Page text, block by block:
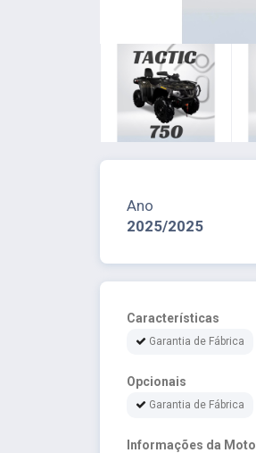
Ano
2025/2025
Características
Garantia de Fábrica
Opcionais
Garantia de Fábrica
Informações da Moto